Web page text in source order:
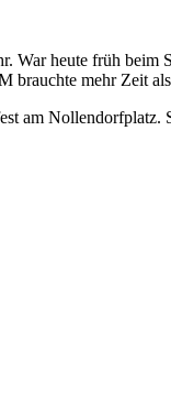
War heute früh beim
brauchte mehr Zeit
am Nollendorfplatz.